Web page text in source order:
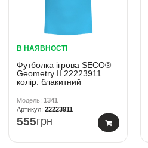
В НАЯВНОСТІ
Футболка ігрова SECO®
Geometry II 22223911
колiр: блакитний
1341
22223911
555грн